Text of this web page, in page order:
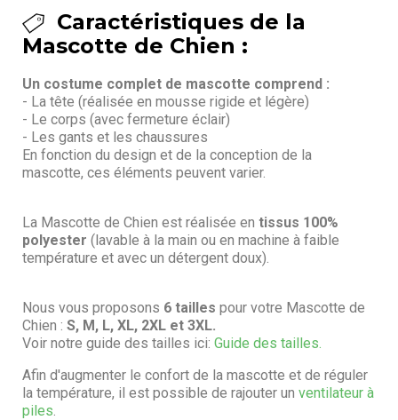
Caractéristiques de la
Mascotte de Chien :
Un costume complet de mascotte comprend :
- La tête (réalisée en mousse rigide et légère)
- Le corps (avec fermeture éclair)
- Les gants et les chaussures
En fonction du design et de la conception de la
mascotte, ces éléments peuvent varier.
La Mascotte de Chien est réalisée en tissus 100%
polyester (lavable à la main ou en machine à faible
température et avec un détergent doux).
Nous vous proposons 6 tailles pour votre Mascotte de
Chien : S, M, L, XL, 2XL et 3XL.
Voir notre guide des tailles ici: Guide des tailles.
Afin d'augmenter le confort de la mascotte et de réguler
la température, il est possible de rajouter un ventilateur à
piles.